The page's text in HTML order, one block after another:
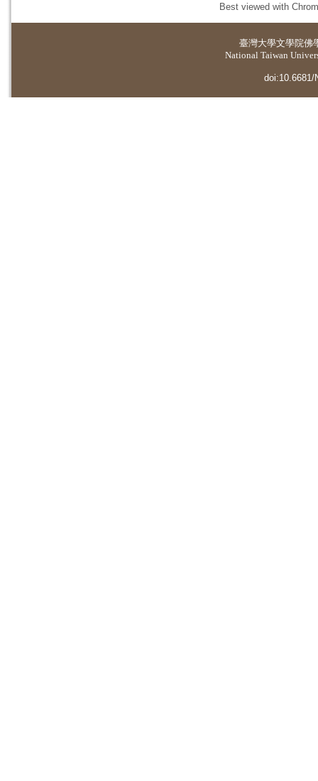
Best viewed with
臺灣大學文學院佛
National Taiwan
doi:10.6681/